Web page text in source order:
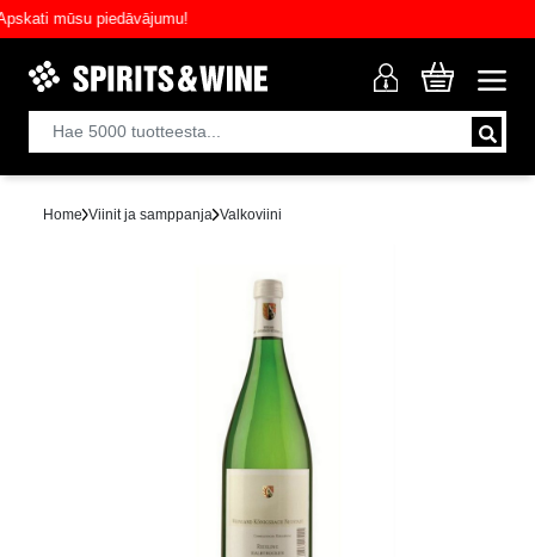
mūsu piedāvājumu!
Home Viinit ja samppanja Valkoviini